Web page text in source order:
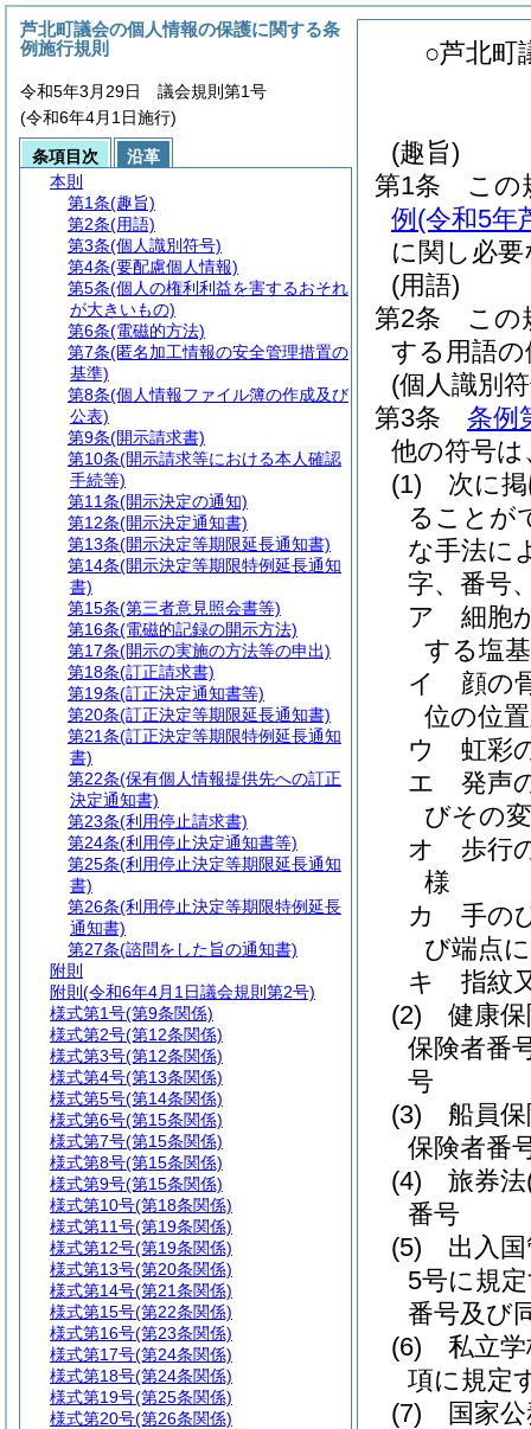
○芦北町
(趣旨)
第1条
この
例 (令和5年
に関し必
(用語)
第2条
この
する用語
(個人識別
第3条
条例
他の符号
(1)
次に
ることが
な手法に
字、番号
ア
細胞
する塩
イ
顔の
位の位
ウ
虹彩
エ
発声
びその
オ
歩行
様
カ
手の
び端点
キ
指紋
(2)
健康
保険者番
号
(3)
船員
保険者番
(4)
旅券法
番号
(5)
出入
5号に規
番号及び
(6)
私立
項に規定
(7)
国家
芦北町議会の個人情報の保護に関する条
例施行規則
令和5年3月29日 議会規則第1号
(令和6年4月1日施行)
条項目次
沿革
本則
第1条(趣旨)
第2条(用語)
第3条(個人識別符号)
第4条(要配慮個人情報)
第5条(個人の権利利益を害するおそれ
が大きいもの)
第6条(電磁的方法)
第7条(匿名加工情報の安全管理措置の
基準)
第8条(個人情報ファイル簿の作成及び
公表)
第9条(開示請求書)
第10条(開示請求等における本人確認
手続等)
第11条(開示決定の通知)
第12条(開示決定通知書)
第13条(開示決定等期限延長通知書)
第14条(開示決定等期限特例延長通知
書)
第15条(第三者意見照会書等)
第16条(電磁的記録の開示方法)
第17条(開示の実施の方法等の申出)
第18条(訂正請求書)
第19条(訂正決定通知書等)
第20条(訂正決定等期限延長通知書)
第21条(訂正決定等期限特例延長通知
書)
第22条(保有個人情報提供先への訂正
決定通知書)
第23条(利用停止請求書)
第24条(利用停止決定通知書等)
第25条(利用停止決定等期限延長通知
書)
第26条(利用停止決定等期限特例延長
通知書)
第27条(諮問をした旨の通知書)
附則
附則 (令和6年4月1日議会規則第2号)
様式第1号(第9条関係)
様式第2号(第12条関係)
様式第3号(第12条関係)
様式第4号(第13条関係)
様式第5号(第14条関係)
様式第6号(第15条関係)
様式第7号(第15条関係)
様式第8号(第15条関係)
様式第9号(第15条関係)
様式第10号(第18条関係)
様式第11号(第19条関係)
様式第12号(第19条関係)
様式第13号(第20条関係)
様式第14号(第21条関係)
様式第15号(第22条関係)
様式第16号(第23条関係)
様式第17号(第24条関係)
様式第18号(第24条関係)
様式第19号(第25条関係)
様式第20号(第26条関係)